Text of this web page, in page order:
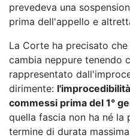
prevedeva una
prima dell'appello e
La Corte ha precisato
cambia neppure tenendo
rappresentato
dirimente:
commessi prima del 1°
quella fascia non ha né la
termine di durata